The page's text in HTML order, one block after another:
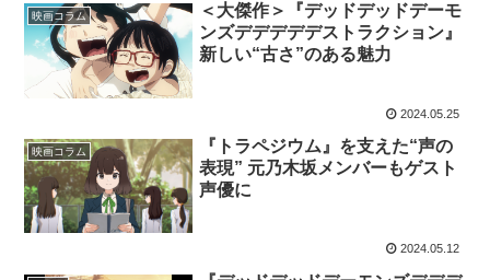
映画コラム
＜大傑作＞『デッドデッドデーモ
ンズデデデデデストラクション』
新しい“古さ”のある魅力
2024.05.25
映画コラム
『トラペジウム』を支えた“声の
表現” 元乃木坂メンバーもゲスト
声優に
2024.05.12